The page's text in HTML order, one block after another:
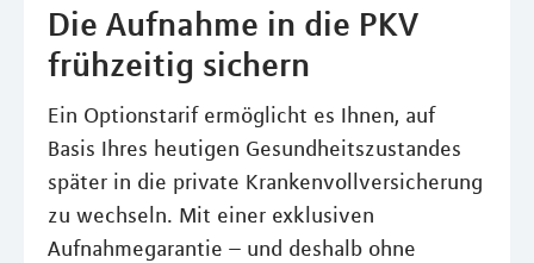
Die Aufnahme in die PKV
frühzeitig sichern
Ein Optionstarif ermöglicht es Ihnen, auf
Basis Ihres heutigen Gesundheitszustandes
später in die private Krankenvollversicherung
zu wechseln. Mit einer exklusiven
Aufnahmegarantie – und deshalb ohne